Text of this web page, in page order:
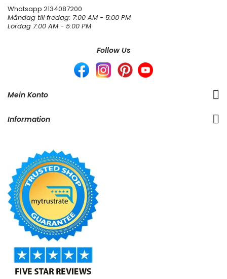
Whatsapp 2134087200
Måndag till fredag: 7:00 AM - 5:00 PM
Lördag 7:00 AM - 5:00 PM
Follow Us
Mein Konto
Information